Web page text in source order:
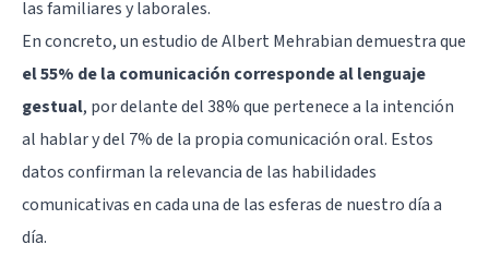
las familiares y laborales.
En concreto, un estudio de Albert Mehrabian demuestra que
el 55% de la comunicación corresponde al lenguaje
gestual, por delante del 38% que pertenece a la intención
al hablar y del 7% de la propia comunicación oral. Estos
datos confirman la relevancia de las habilidades
comunicativas en cada una de las esferas de nuestro día a
día.